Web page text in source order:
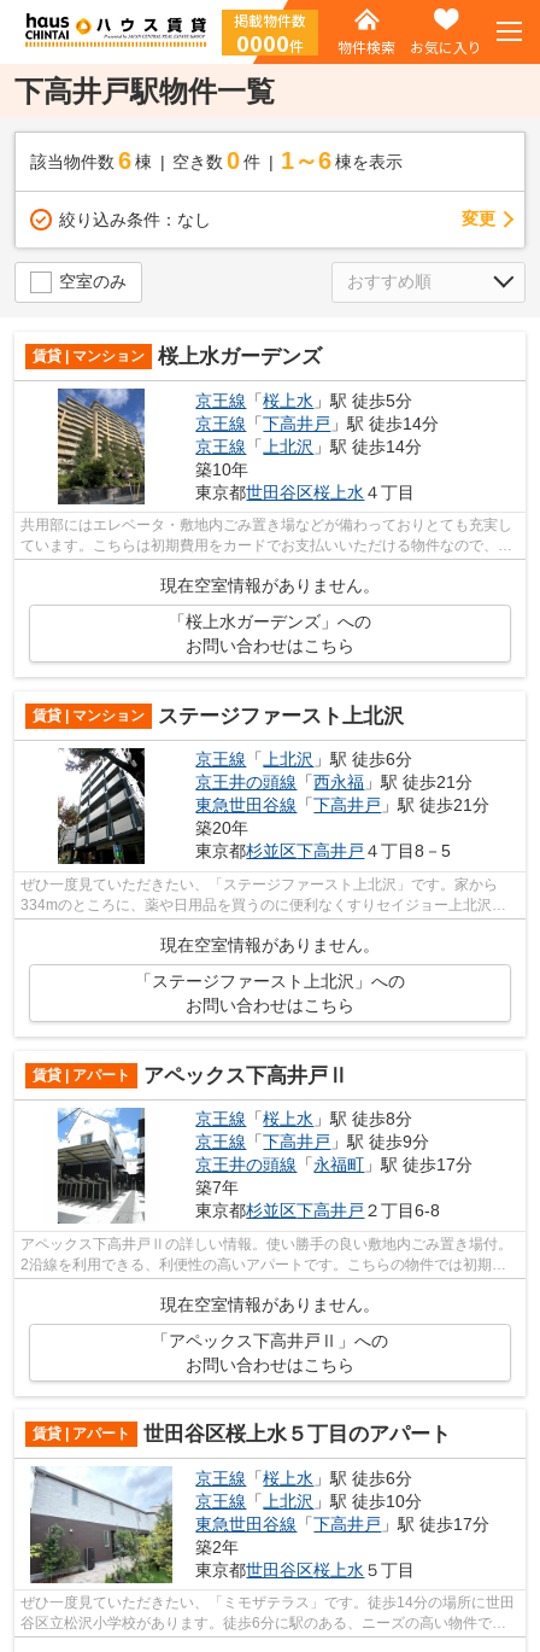
掲載物件数
0000件 物件検索 お気に入り
下高井戸駅物件一覧
該当物件数 6棟 空き数 0 件 1～6 棟を表示
絞り込み条件： なし 変更
空室のみ
賃貸 | マンション 桜上水ガーデンズ
京王線 「桜上水 」駅 徒歩5分
京王線 「下高井戸 」駅 徒歩14分
京王線 「 上北沢 」駅 徒歩14分
築10年
東京都世田谷区桜上水 ４丁目
共用部にはエレベータ・敷地内ごみ置き場などが備わっておりとても充実し
ています。こちらは初期費用をカードでお支払いいただける物件なので、支
現在空室情報がありません。
「桜上水ガーデンズ」への
お問い合わせはこちら
賃貸 | マンション ステージファースト上北沢
京王線 「上北沢 」駅 徒歩6分
京王井の頭線 「西永福 」駅 徒歩21分
東急世田谷線 「下高井戸 」駅 徒歩21分
築20年
東京都杉並区下高井戸 ４丁目8－5
ぜひ一度見ていただきたい、「ステージファースト上北沢」です。家から
334mのところに、薬や日用品を買うのに便利なくすりセイジョー上北沢店
現在空室情報がありません。
「ステージファースト上北沢」への
お問い合わせはこちら
賃貸 | アパート アペックス下高井戸Ⅱ
京王線 「桜上水 」駅 徒歩8分
京王線 「下高井戸 」駅 徒歩9分
京王井の頭線 「永福町 」駅 徒歩17分
築7年
東京都杉並区下高井戸 ２丁目6-8
アペックス下高井戸Ⅱの詳しい情報。使い勝手の良い敷地内ごみ置き場付。
2沿線を利用できる、利便性の高いアパートです。こちらの物件では初期費
用をカードでお支払いいただけます。杉...
現在空室情報がありません。
「アペックス下高井戸Ⅱ」への
お問い合わせはこちら
賃貸 | アパート 世田谷区桜上水５丁目のアパート
京王線 「桜上水 」駅 徒歩6分
京王線 「 上北沢 」駅 徒歩10分
東急世田谷線 「下高井戸 」駅 徒歩17分
築2年
東京都世田谷区桜上水 ５丁目
ぜひ一度見ていただきたい、「ミモザテラス」です。徒歩14分の場所に世田
谷区立松沢小学校があります。徒歩6分に駅のある、ニーズの高い物件で